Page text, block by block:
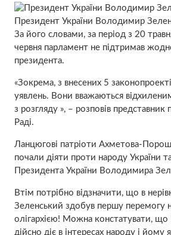
Президент України Володимир
За його словами, за період з 20
червня парламент не підтримав
президента.
«Зокрема, з внесених 5
уявлень. Вони вважаються
з розгляду », – розповів представник
Раді.
Ланцюгові патріоти Ахметова-
почали діяти проти народу України
Президента України Володимира
Втім потрібно відзначити, що в
Зеленський здобув першу перемогу
олігархією! Можна констатувати,
дійсно діє в інтересах народу і йому